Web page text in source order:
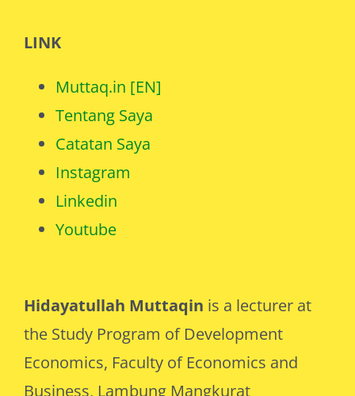
Hidayatullah Muttaqin is a lecturer at
the Study Program of Development
Economics, Faculty of Economics and
Business, Lambung Mangkurat
LINK
Muttaq.in [EN]
Tentang Saya
Catatan Saya
Instagram
Linkedin
Youtube